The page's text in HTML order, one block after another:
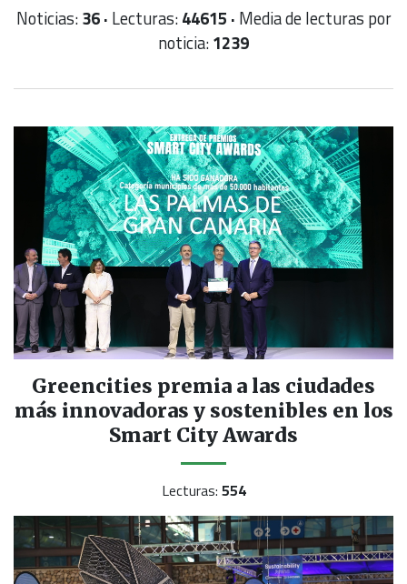
Noticias:36 · Lecturas:44615 · Media de lecturas por
noticia:1239
Greencities premia a las ciudades
más innovadoras y sostenibles en los
Smart City Awards
Lecturas: 554